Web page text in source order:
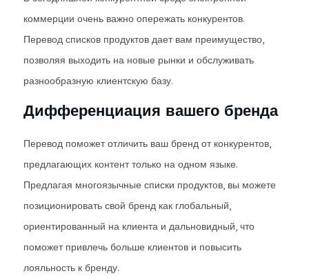
коммерции очень важно опережать конкурентов.
Перевод списков продуктов дает вам преимущество,
позволяя выходить на новые рынки и обслуживать
разнообразную клиентскую базу.
Дифференциация вашего бренда
Перевод поможет отличить ваш бренд от конкурентов,
предлагающих контент только на одном языке.
Предлагая многоязычные списки продуктов, вы можете
позиционировать свой бренд как глобальный,
ориентированный на клиента и дальновидный, что
поможет привлечь больше клиентов и повысить
лояльность к бренду.